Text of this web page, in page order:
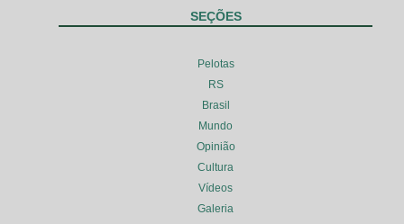
SEÇÕES
Pelotas
RS
Brasil
Mundo
Opinião
Cultura
Vídeos
Galeria